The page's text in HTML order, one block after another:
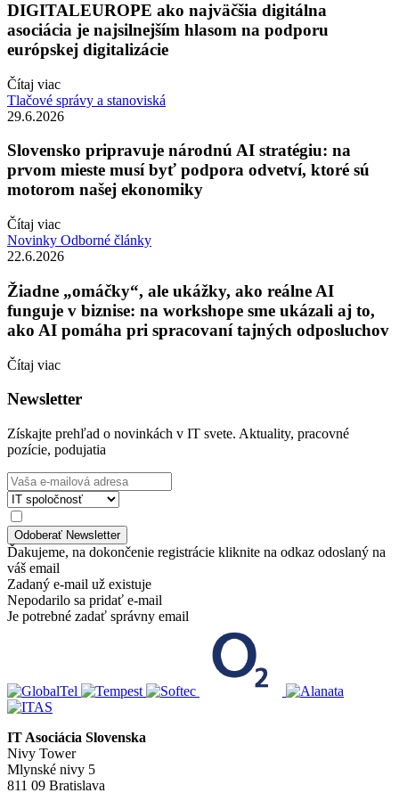
DIGITALEUROPE ako najväčšia digitálna
asociácia je najsilnejším hlasom na podporu
európskej digitalizácie
Čítaj viac
Tlačové správy a stanoviská
29.6.2026
Slovensko pripravuje národnú AI stratégiu: na
prvom mieste musí byť podpora odvetví, ktoré sú
motorom našej ekonomiky
Čítaj viac
Novinky Odborné články
22.6.2026
Žiadne „omáčky“, ale ukážky, ako reálne AI
funguje v biznise: na workshope sme ukázali aj to,
ako AI pomáha pri spracovaní tajných odposluchov
Čítaj viac
Newsletter
Získajte prehľad o novinkách v IT svete. Aktuality, pracovné
pozície, podujatia
Ďakujeme, na dokončenie registrácie kliknite na odkaz odoslaný na
váš email
Zadaný e-mail už existuje
Nepodarilo sa pridať e-mail
Je potrebné zadať správny email
IT Asociácia Slovenska
Nivy Tower
Mlynské nivy 5
811 09 Bratislava